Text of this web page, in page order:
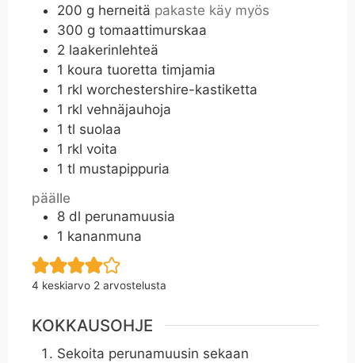
200 g herneitä pakaste käy myös
300 g tomaattimurskaa
2 laakerinlehteä
1 koura tuoretta timjamia
1 rkl worchestershire-kastiketta
1 rkl vehnäjauhoja
1 tl suolaa
1 rkl voita
1 tl mustapippuria
päälle
8 dl perunamuusia
1 kananmuna
4 keskiarvo 2 arvostelusta
KOKKAUSOHJE
Sekoita perunamuusin sekaan